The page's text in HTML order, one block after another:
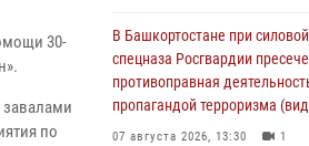
30-
по
В Башкортостане при
спецназа Росгвардии
противоправная
пропагандой терроризма
07 августа 2026, 13:30 1